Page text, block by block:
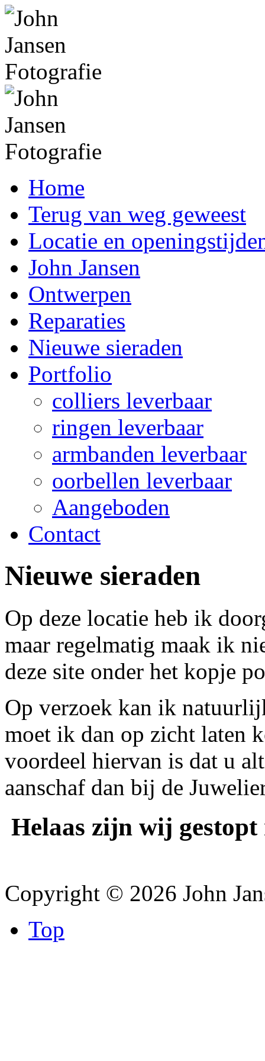
Home
Terug van weg geweest
Locatie en
John Jansen
Ontwerpen
Reparaties
Nieuwe sieraden
Portfolio
colliers leverbaar
ringen leverbaar
armbanden leverbaar
oorbellen leverbaar
Aangeboden
Contact
Nieuwe sieraden
Op deze locatie heb ik
maar regelmatig maak ik
deze site onder het kopje
Op verzoek kan ik
moet ik dan op zicht laten
voordeel hiervan is dat u
aanschaf dan bij de
Helaas zijn wij
Copyright © 2026 John
Top